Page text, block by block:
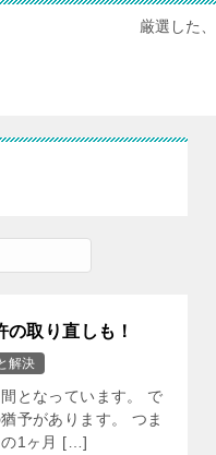
厳選した
取り直しも！
解決
となっています。 で
予があります。 つま
の1ヶ月 […]